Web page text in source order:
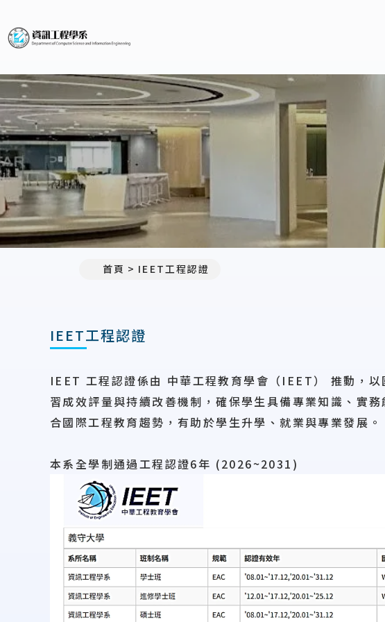
首頁 IEET工程認證
IEET工程認證
IEET 工程認證係由 中華工程教育學會（IEET） 推動，
習成效評量與持續改善機制，確保學生具備專業知識、實
合國際工程教育趨勢，有助於學生升學、就業與專業發展。
本系全學制通過工程認證6年 (2026~2031)